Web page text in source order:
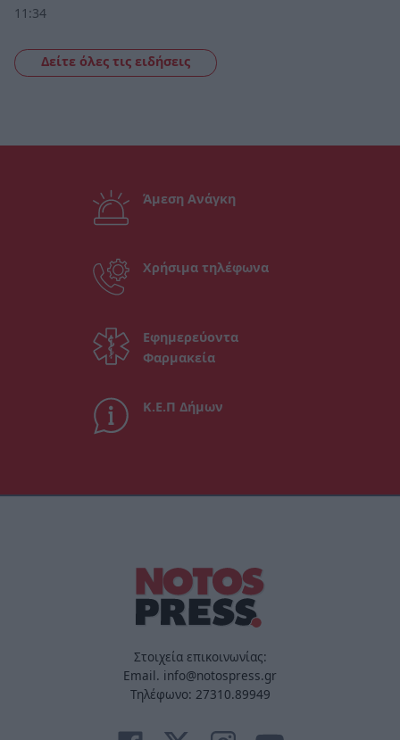
11:34
Δείτε όλες τις ειδήσεις
Άμεση Ανάγκη
Χρήσιμα τηλέφωνα
Εφημερεύοντα
Φαρμακεία
Κ.Ε.Π Δήμων
Στοιχεία επικοινωνίας:
Email. info@notospress.gr
Τηλέφωνο: 27310.89949